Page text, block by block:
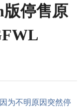
版停售原
为不明原因突然停